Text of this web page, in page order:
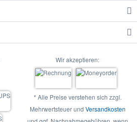
Wir akzeptieren:
* Alle Preise verstehen sich zzgl.
Mehrwertsteuer und Versandkosten